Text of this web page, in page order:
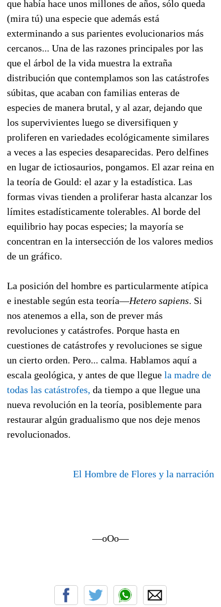
que había hace unos millones de años, sólo queda
(mira tú) una especie que además está
exterminando a sus parientes evolucionarios más
cercanos... Una de las razones principales por las
que el árbol de la vida muestra la extraña
distribución que contemplamos son las catástrofes
súbitas, que acaban con familias enteras de
especies de manera brutal, y al azar, dejando que
los supervivientes luego se diversifiquen y
proliferen en variedades ecológicamente similares
a veces a las especies desaparecidas. Pero delfines
en lugar de ictiosaurios, pongamos. El azar reina en
la teoría de Gould: el azar y la estadística. Las
formas vivas tienden a proliferar hasta alcanzar los
límites estadísticamente tolerables. Al borde del
equilibrio hay pocas especies; la mayoría se
concentran en la intersección de los valores medios
de un gráfico.
La posición del hombre es particularmente atípica
e inestable según esta teoría—Hetero sapiens. Si
nos atenemos a ella, son de prever más
revoluciones y catástrofes. Porque hasta en
cuestiones de catástrofes y revoluciones se sigue
un cierto orden. Pero... calma. Hablamos aquí a
escala geológica, y antes de que llegue la madre de
todas las catástrofes, da tiempo a que llegue una
nueva revolución en la teoría, posiblemente para
restaurar algún gradualismo que nos deje menos
revolucionados.
El Hombre de Flores y la narración
—oOo—